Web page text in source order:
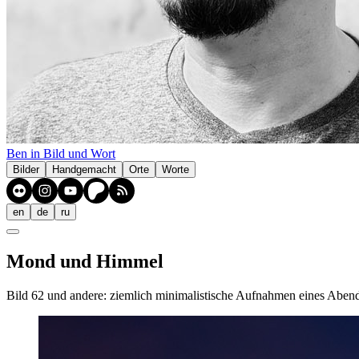
Ben in Bild und Wort
Bilder Handgemacht Orte Worte
en de ru
Mond und Himmel
Bild 62 und andere: ziemlich minimalistische Aufnahmen eines